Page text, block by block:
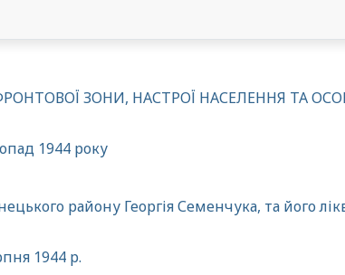
ЗОНИ, НАСТРОЇ НАСЕЛЕННЯ ТА
1944 року
району Георгія Семенчука, та його
1944 р.